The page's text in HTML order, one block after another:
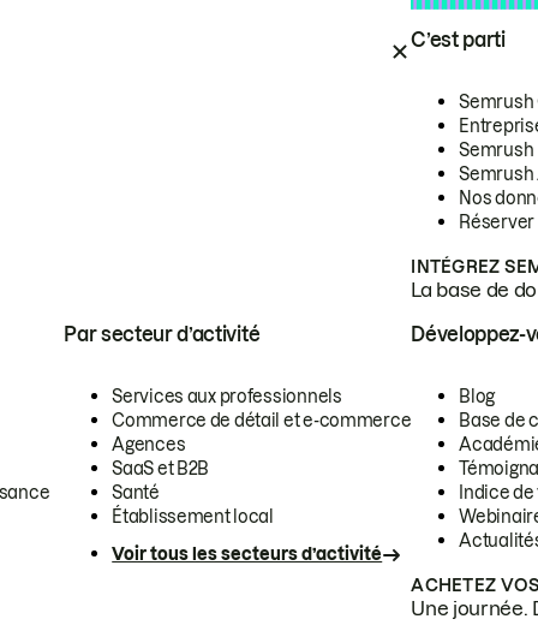
C’est parti
Semrush
Semrush
Semrush
Nos
INTÉGREZ
La base de
Par secteur d’activité
Services aux professionnels
Commerce de détail et e-commerce
Agences
SaaS et B2B
Santé
Établissement local
Voir tous les secteurs d’activité
Développez-
Blog
Base de
Indice
ACHETEZ
Une journée.